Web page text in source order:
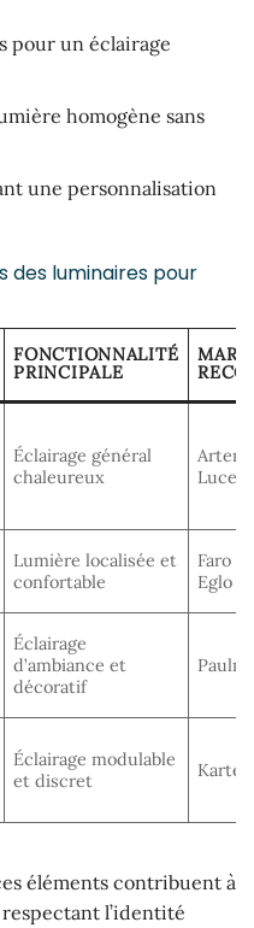
pour un éclairage
homogène sans
une personnalisation
des luminaires pour
FONCTIONNALITÉ
PRINCIPALE
Éclairage général
chaleureux
Lumière localisée et
confortable
Faro
Eglo
Éclairage
d’ambiance et
décoratif
Éclairage modulable
et discret
éléments contribuent à
l’identité